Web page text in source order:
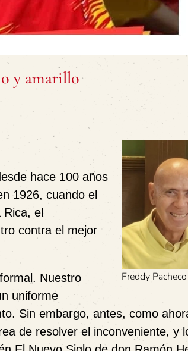
y amarillo
Freddy
hace 100 años
1926, cuando el
el
contra el mejor
Nuestro
uniforme
Sin embargo, antes, como
de resolver el inconveniente, y